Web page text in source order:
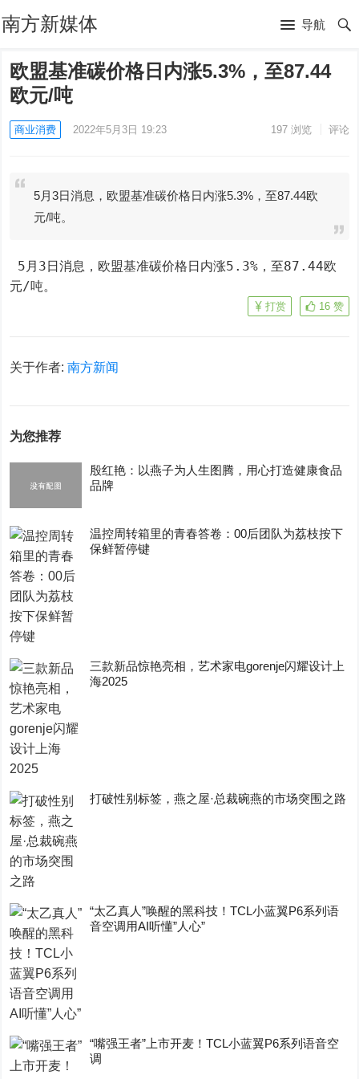
南方新媒体 导航
欧盟基准碳价格日内涨5.3%，至87.44
欧元/吨
商业消费 2022年5月3日 19:23 197浏览 评论
5月3日消息，欧盟基准碳价格日内涨5.3%，至87.44欧
元/吨。
元/吨。
16 赞
打赏
关于作者:南方新闻
为您推荐
殷红艳：以燕子为人生图腾，用心打造健康食品
品牌
温控周转箱里的青春答卷：00后团队为荔枝按下
保鲜暂停键
三款新品惊艳亮相，艺术家电gorenje闪耀设计上
海2025
打破性别标签，燕之屋·总裁碗燕的市场突围之路
“太乙真人”唤醒的黑科技！TCL小蓝翼P6系列语
音空调用AI听懂”人心”
“嘴强王者”上市开麦！TCL小蓝翼P6系列语音空
调